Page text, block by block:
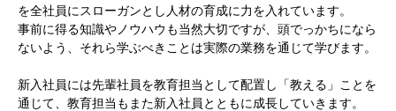
を全社員にスローガンとし人材の育成に力を入れています。
事前に得る知識やノウハウも当然大切ですが、頭でっかちになら
ないよう、それら学ぶべきことは実際の業務を通じて学びます。
新入社員には先輩社員を教育担当として配置し「教える」ことを
通じて、教育担当もまた新入社員とともに成長していきます。